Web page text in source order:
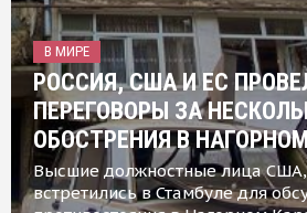
В МИРЕ
РОССИЯ, США И ЕС
ПЕРЕГОВОРЫ ЗА
ОБОСТРЕНИЯ В
Высшие должностные лица США,
встретились в Стамбуле для